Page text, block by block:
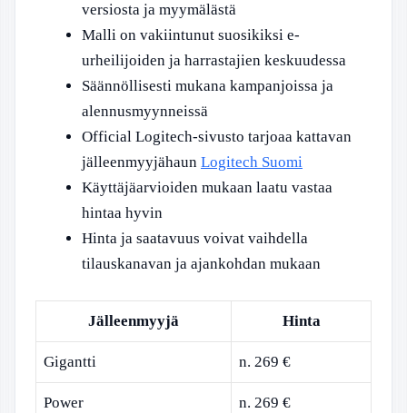
versiosta ja myymälästä
Malli on vakiintunut suosikiksi e-
urheilijoiden ja harrastajien keskuudessa
Säännöllisesti mukana kampanjoissa ja
alennusmyynneissä
Official Logitech-sivusto tarjoaa kattavan
jälleenmyyjähaun Logitech Suomi
Käyttäjäarvioiden mukaan laatu vastaa
hintaa hyvin
Hinta ja saatavuus voivat vaihdella
tilauskanavan ja ajankohdan mukaan
Jälleenmyyjä Hinta
Gigantti n. 269 €
Power n. 269 €